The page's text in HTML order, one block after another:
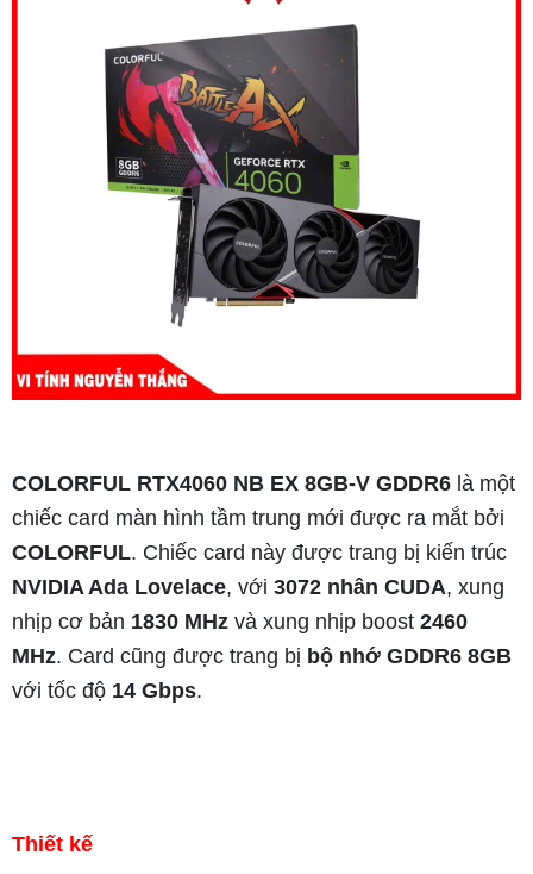
COLORFUL RTX4060 NB EX 8GB-V GDDR6 là một
chiếc card màn hình tầm trung mới được ra mắt bởi
COLORFUL. Chiếc card này được trang bị kiến trúc
NVIDIA Ada Lovelace, với 3072 nhân CUDA, xung
nhịp cơ bản 1830 MHz và xung nhịp boost 2460
MHz. Card cũng được trang bị bộ nhớ GDDR6 8GB
với tốc độ 14 Gbps.
Thiết kế